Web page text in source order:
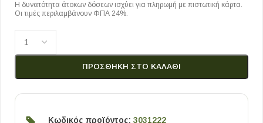
Η δυνατότητα άτοκων δόσεων ισχύει για πληρωμή με πιστωτική κάρτα.
Οι τιμές περιλαμβάνουν ΦΠΑ 24%.
ΠΡΟΣΘΉΚΗ ΣΤΟ ΚΑΛΆΘΙ
Κωδικός προϊόντος: 3031222